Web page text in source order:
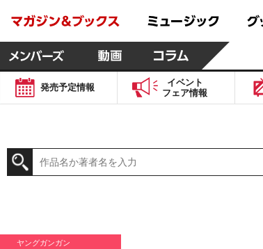
発売予定情報
イベント
フェア情報
ヤングガンガン